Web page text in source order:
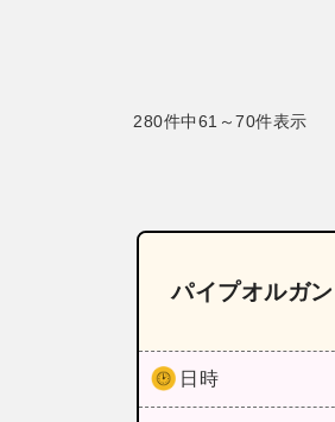
280件中61～70件表示
パイプオルガ
日時